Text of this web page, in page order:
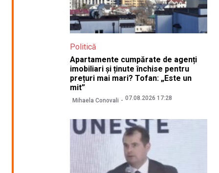
Politică
Apartamente cumpărate de agenți
imobiliari și ținute închise pentru
prețuri mai mari? Tofan: „Este un
mit”
Mihaela Conovali 07.08.2026 17:28